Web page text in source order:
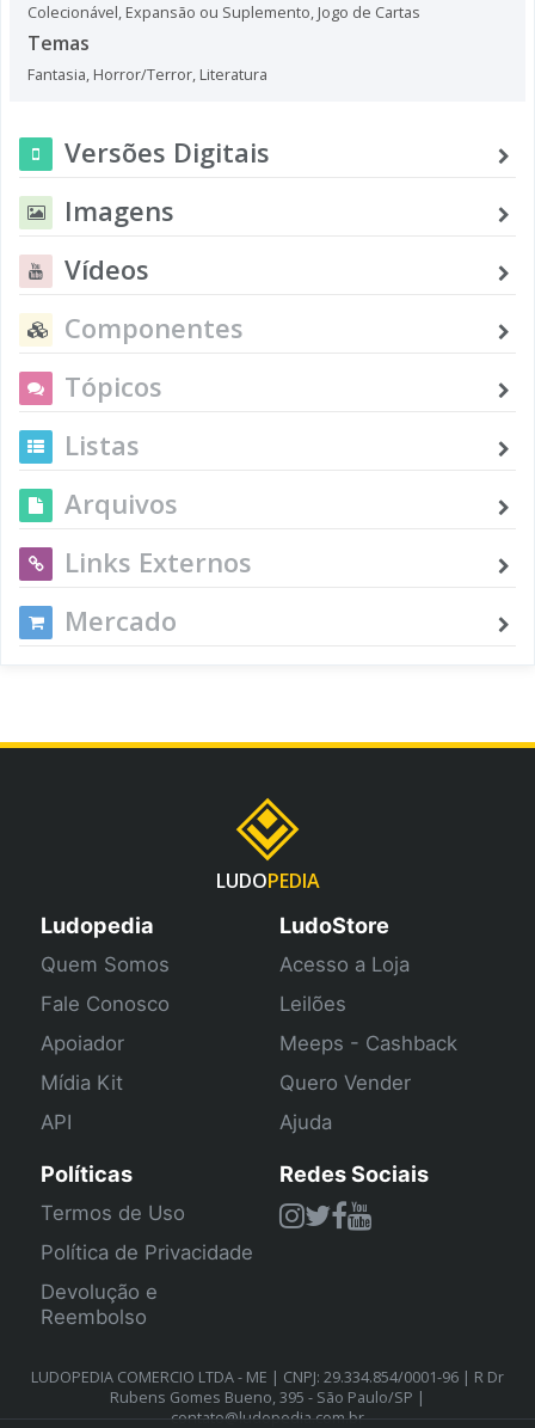
Colecionável, Expansão ou Suplemento, Jogo de Cartas
Temas
Fantasia, Horror/Terror, Literatura
Versões Digitais
Imagens
Vídeos
Componentes
Tópicos
Listas
Arquivos
Links Externos
Mercado
LUDOPEDIA
Ludopedia
Quem Somos
Fale Conosco
Apoiador
Mídia Kit
API
LudoStore
Acesso a Loja
Leilões
Meeps - Cashback
Quero Vender
Ajuda
Políticas
Termos de Uso
Política de Privacidade
Devolução e
Reembolso
Redes Sociais
LUDOPEDIA COMERCIO LTDA - ME | CNPJ: 29.334.854/0001-96 | R Dr
Rubens Gomes Bueno, 395 - São Paulo/SP |
contato@ludopedia.com.br